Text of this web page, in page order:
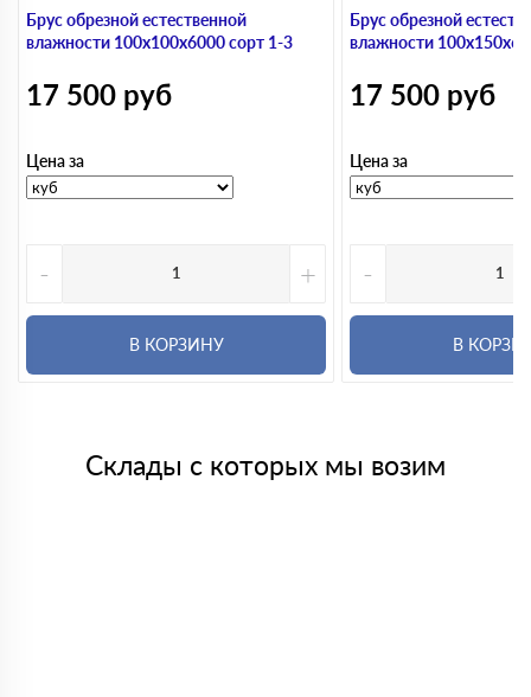
Брус обрезной естественной
влажности 100х100х6000 сорт 1-3
17 500 руб
Цена за
- +
В КОРЗИНУ
Брус обрезной
влажности
17 500 руб
Цена за
-
В
Склады с которых мы возим